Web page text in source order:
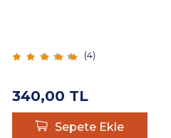
340,00 TL
Sepete Ekle
(4)